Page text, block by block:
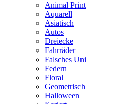
Animal Print
Aquarell
Asiatisch
Autos
Dreiecke
Fahrräder
Falsches Uni
Federn
Floral
Geometrisch
Halloween